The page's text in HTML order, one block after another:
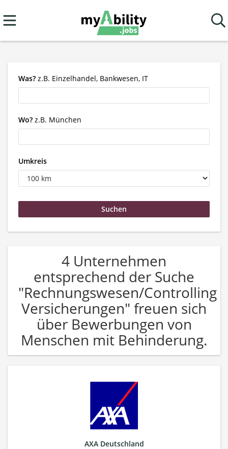
Was? z.B. Einzelhandel, Bankwesen, IT
Wo? z.B. München
Umkreis
4 Unternehmen
entsprechend der Suche
"Rechnungswesen/Controlling
Versicherungen" freuen sich
über Bewerbungen von
Menschen mit Behinderung.
AXA Deutschland